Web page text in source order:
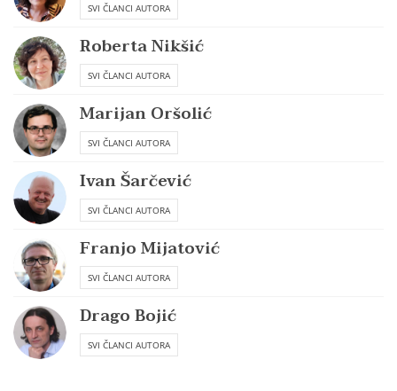
SVI ČLANCI AUTORA
Roberta Nikšić
SVI ČLANCI AUTORA
Marijan Oršolić
SVI ČLANCI AUTORA
Ivan Šarčević
SVI ČLANCI AUTORA
Franjo Mijatović
SVI ČLANCI AUTORA
Drago Bojić
SVI ČLANCI AUTORA